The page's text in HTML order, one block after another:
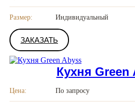
Размер: Индивидуальный
ЗАКАЗАТЬ
Кухня Green
Цена: По запросу